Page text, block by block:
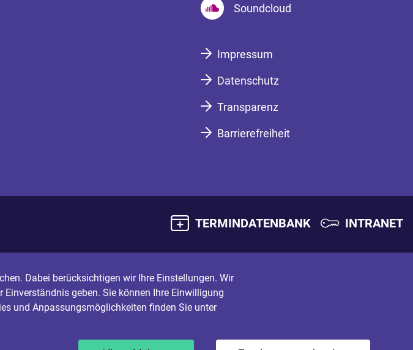
Soundcloud
Impressum
Datenschutz
Transparenz
Barrierefreiheit
TERMINDATENBANK INTRANET
Dabei berücksichtigen wir Ihre Einstellungen. Wir
geben. Sie können Ihre Einwilligung
und Anpassungsmöglichkeiten finden Sie unter